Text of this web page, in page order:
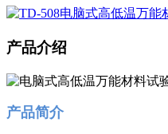
产品介绍
产品简介